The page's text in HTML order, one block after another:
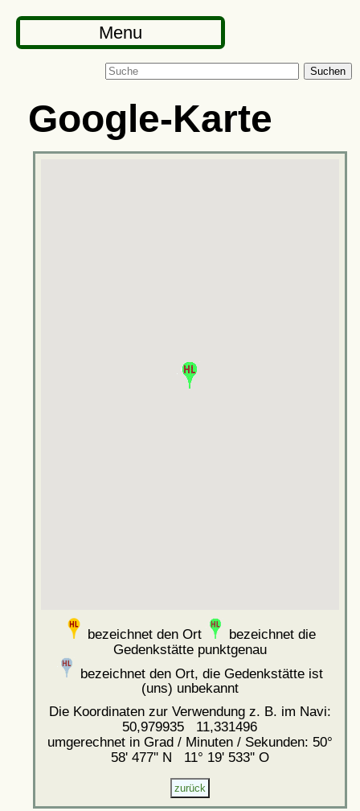
Menu
Suchen
Google-Karte
bezeichnet den Ort
bezeichnet die
Gedenkstätte punktgenau
bezeichnet den Ort, die Gedenkstätte ist
(uns) unbekannt
Die Koordinaten zur Verwendung z. B. im Navi:
50,979935 11,331496
umgerechnet in Grad / Minuten / Sekunden: 50°
58' 477'' N 11° 19' 533'' O